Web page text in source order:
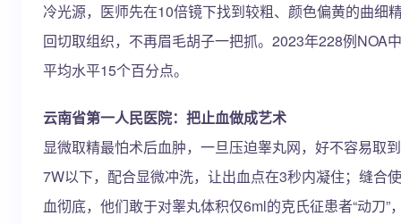
冷光源，医师先在10倍镜下找到较粗、颜色偏黄的曲细
回切取组织，不再眉毛胡子一把抓。2023年228例NOA
平均水平15个百分点。
云南省第一人民医院：把止血做成艺术
显微取精最怕术后血肿，一旦压迫睾丸网，好不容易取
7W以下，配合显微冲洗，让出血点在3秒内凝住；缝合
血彻底，他们敢于对睾丸体积仅6ml的克氏征患者“动刀